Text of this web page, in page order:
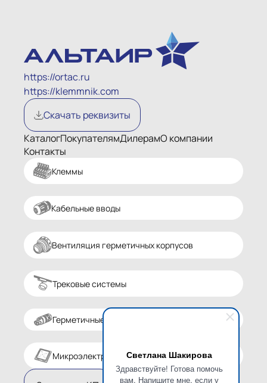
Светлана Шакирова
Здравствуйте! Готова помочь
вам. Напишите мне, если у
https://ortac.ru
https://klemmnik.com
Скачать реквизиты
КаталогПокупателямДилерамО компании
Контакты
Клеммы
Кабельные вводы
Вентиляция герметичных корпусов
Трековые системы
Герметичные разъемы
Микроэлектроника